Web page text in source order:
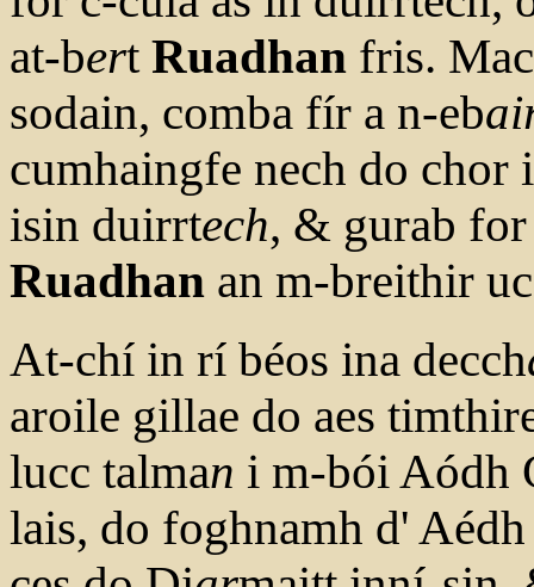
at-bert Ruadhan fris.
sodain, comba fír a n-eb
cumhaingfe nech do chor
isin duirrtech, & gurab
Ruadhan an m-breithir
At-chí in rí béos ina decch
aroile gillae do aes
lucc talman i m-bói Aódh
lais, do foghnamh d'